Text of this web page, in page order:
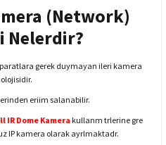
(Network)
Nelerdir?
gerek duymayan ileri kamera
eriim salanabilir.
IR Dome Kamera kullanm trlerine gre
IP kamera olarak ayrlmaktadr.